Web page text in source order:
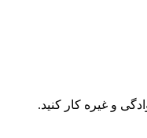
و غیره کار کنید.